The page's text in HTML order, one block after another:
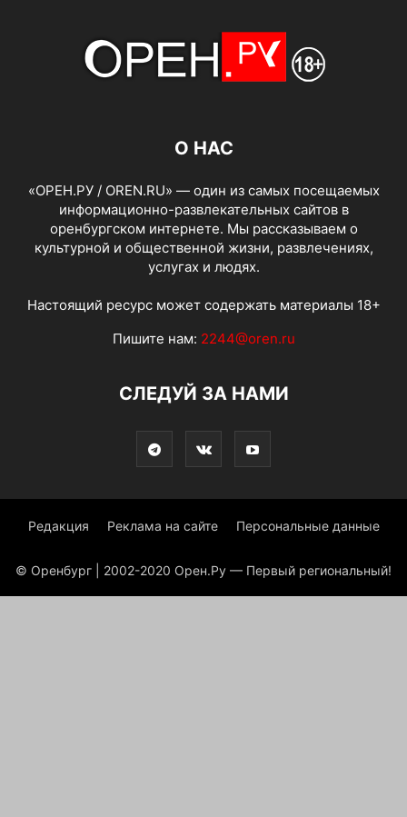
О НАС
«ОРЕН.РУ / OREN.RU» — один из самых посещаемых
информационно-развлекательных сайтов в
оренбургском интернете. Мы рассказываем о
культурной и общественной жизни, развлечениях,
услугах и людях.
Настоящий ресурс может содержать материалы 18+
Пишите нам: 2244@oren.ru
СЛЕДУЙ ЗА НАМИ
Редакция Реклама на сайте Персональные данные
© Оренбург | 2002-2020 Орен.Ру — Первый региональный!